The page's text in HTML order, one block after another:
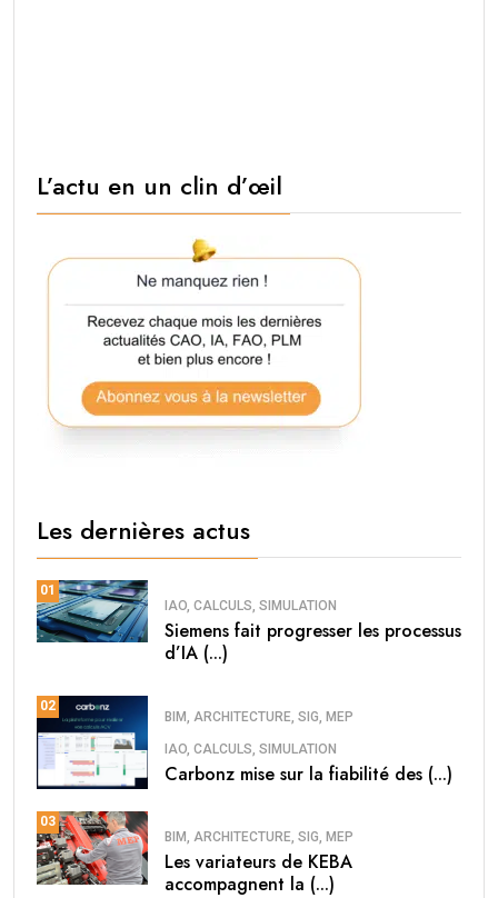
L’actu en un clin d’œil
Les dernières actus
01
IAO, CALCULS, SIMULATION
Siemens fait progresser les processus
d’IA (...)
02
BIM, ARCHITECTURE, SIG, MEP
IAO, CALCULS, SIMULATION
Carbonz mise sur la fiabilité des (...)
03
BIM, ARCHITECTURE, SIG, MEP
Les variateurs de KEBA
accompagnent la (...)